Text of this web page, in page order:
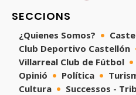
SECCIONS
¿Quienes Somos?
Club Deportivo Castellón
Villarreal Club de Fútbol
Opinió
Política
Cultura
Successos -